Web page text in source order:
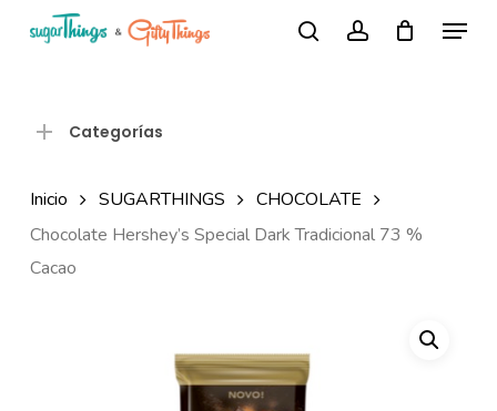
Búsqueda
Menu
Categorías
Inicio SUGARTHINGS
CHOCOLATE
Chocolate Hershey’s Special Dark Tradicional 73 %
Cacao